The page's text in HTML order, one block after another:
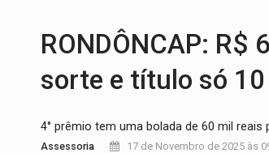
RONDÔNCAP: R$
sorte e título só 10
4° prêmio tem uma bolada de 60 mil
Assessoria 17 de Novembro de 2025 às